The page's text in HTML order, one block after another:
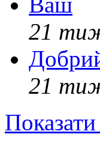
21
21
Показати